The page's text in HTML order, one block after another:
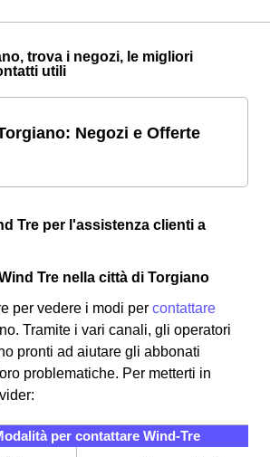
trova i negozi, le migliori
utili
Negozi e Offerte
Tre per l'assistenza clienti a
Tre nella città di Torgiano
per vedere i modi per contattare
Tramite i vari canali, gli operatori
pronti ad aiutare gli abbonati
problematiche. Per metterti in
per contattare Wind-Tre